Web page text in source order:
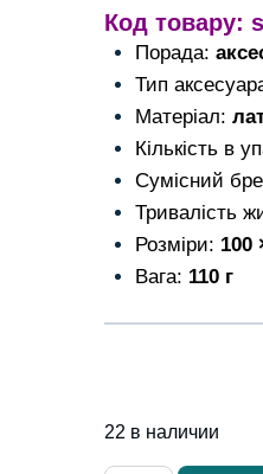
Код товару:
Порада:
Тип
Матеріал:
Кількість в
Сумісний
Тривалість
Розміри: 100
Вага: 110 г
22 в наличии